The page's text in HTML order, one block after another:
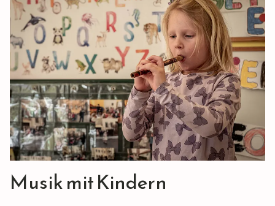
Musik mit Kindern